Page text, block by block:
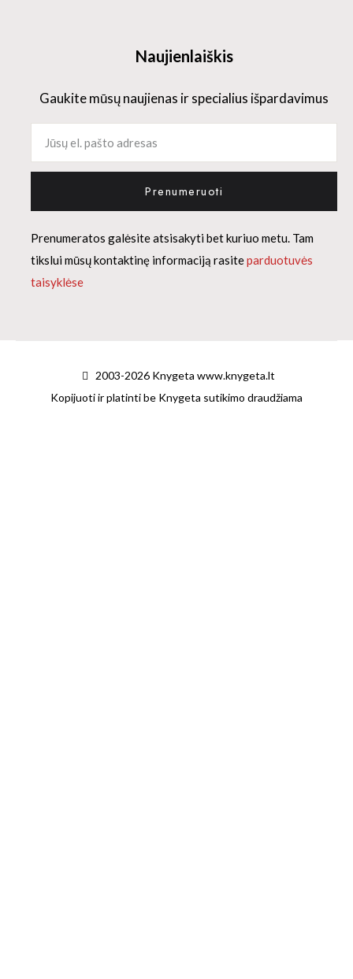
Naujienlaiškis
Gaukite mūsų naujienas ir specialius išpardavimus
Prenumeruoti
Prenumeratos galėsite atsisakyti bet kuriuo metu. Tam
tikslui mūsų kontaktinę informaciją rasiteparduotuvės
taisyklėse
2003-2026 Knygeta www.knygeta.lt
Kopijuoti ir platinti be Knygeta sutikimo draudžiama